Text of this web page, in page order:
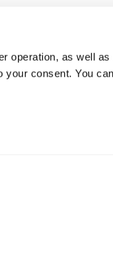
operation, as well
consent. You